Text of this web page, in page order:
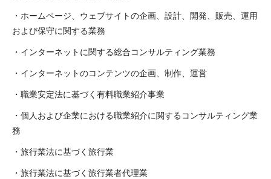
・ホームページ、ウェブサイトの企画、設計、開発、販売、運用
および保守に関する業務
・インターネットに関する総合コンサルティング業務
・インターネットのコンテンツの企画、制作、運営
・職業安定法に基づく有料職業紹介事業
・個人および企業における職業紹介に関するコンサルティング業
務
・旅行業法に基づく旅行業
・旅行業法に基づく旅行業者代理業